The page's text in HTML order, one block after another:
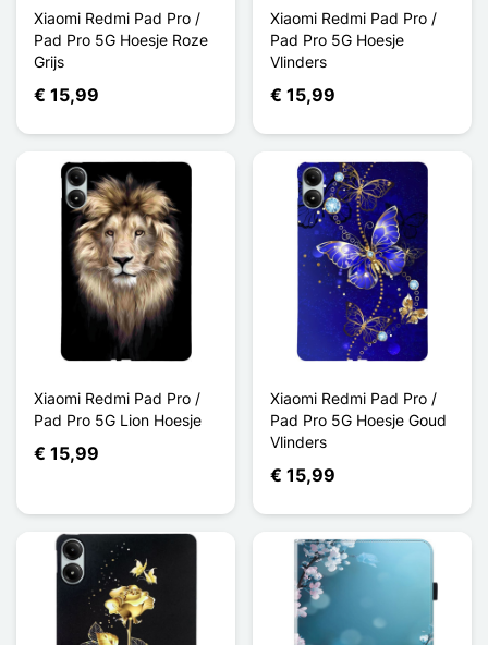
Xiaomi Redmi Pad Pro /
Pad Pro 5G Hoesje Roze
Grijs
€ 15,99
Xiaomi Redmi Pad Pro /
Pad Pro 5G Hoesje
Vlinders
€ 15,99
Xiaomi Redmi Pad Pro /
Pad Pro 5G Lion Hoesje
€ 15,99
Xiaomi Redmi Pad Pro /
Pad Pro 5G Hoesje Goud
Vlinders
€ 15,99